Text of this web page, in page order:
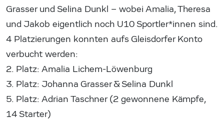
Grasser und Selina Dunkl – wobei Amalia, Theresa
und Jakob eigentlich noch U10 Sportler*innen sind.
4 Platzierungen konnten aufs Gleisdorfer Konto
verbucht werden:
2. Platz: Amalia Lichem-Löwenburg
3. Platz: Johanna Grasser & Selina Dunkl
5. Platz: Adrian Taschner (2 gewonnene Kämpfe,
14 Starter)